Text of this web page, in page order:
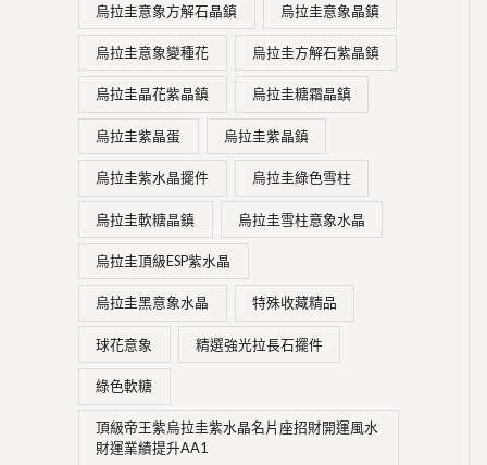
烏拉圭意象方解石晶鎮 烏拉圭意象晶鎮
烏拉圭意象變種花 烏拉圭方解石紫晶鎮
烏拉圭晶花紫晶鎮 烏拉圭糖霜晶鎮
烏拉圭紫晶蛋 烏拉圭紫晶鎮
烏拉圭紫水晶擺件 烏拉圭綠色雪柱
烏拉圭軟糖晶鎮 烏拉圭雪柱意象水晶
烏拉圭頂級ESP紫水晶
烏拉圭黑意象水晶 特殊收藏精品
球花意象 精選強光拉長石擺件
綠色軟糖
頂級帝王紫烏拉圭紫水晶名片座招財開運風水
財運業績提升AA1